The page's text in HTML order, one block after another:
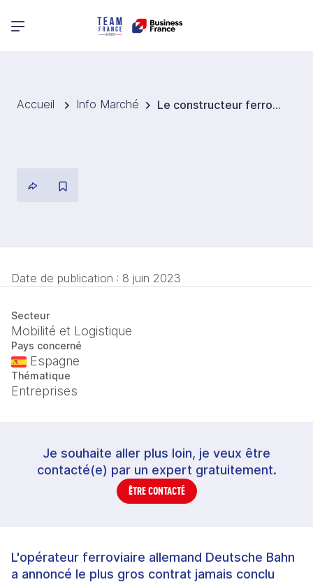
Menu principal
Accueil Info Marché Le constructeur ferroviaire espagnol Talgo remporte un contrat record d'1,4 Md EUR en Allemagne
Date de publication : 8 juin 2023
Secteur
Mobilité et Logistique
Pays concerné
Espagne
Thématique
Entreprises
Je souhaite aller plus loin, je veux être
contacté(e) par un expert gratuitement.
ÊTRE CONTACTÉ
L'opérateur ferroviaire allemand Deutsche Bahn
a annoncé le plus gros contrat jamais conclu